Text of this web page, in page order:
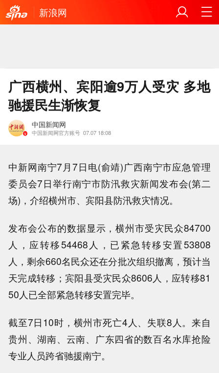
新浪网
广西横州、宾阳逾9万人受灾 多地
驰援民生渐恢复
中国新闻网
中国新闻网官方账号 07.07 18:08
中新网南宁7月7日电(俞靖)广西南宁市应急管理
委员会7日举行南宁市防汛救灾新闻发布会(第二
场)，介绍横州市、宾阳县防汛救灾情况。
发布会公布的数据显示，横州市受灾民众84700
人，应转移54468人，已紧急转移安置53808
人，剩余660名民众还在分批次组织撤离，预计当
天完成转移；宾阳县受灾民众8606人，应转移81
50人已全部紧急转移安置完毕。
截至7日10时，横州市死亡4人、失联8人。来自
贵州、湖南、云南、广东四省的数百名水库抢险
专业人员跨省驰援南宁。